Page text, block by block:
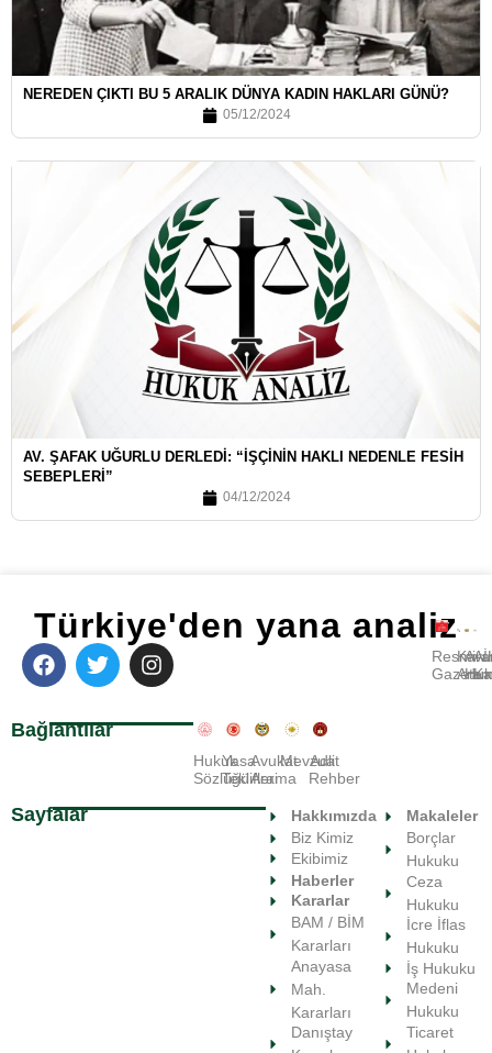
NEREDEN ÇIKTI BU 5 ARALIK DÜNYA KADIN HAKLARI GÜNÜ?
05/12/2024
AV. ŞAFAK UĞURLU DERLEDI: “İŞÇININ HAKLI NEDENLE FESIH
SEBEPLERI”
04/12/2024
Türkiye'den yana analiz
Bağlantılar
Hukuk
Sözlüğü
Yasa
Teklifleri
Avukat
Arama
Mevzuat
Adli
Rehber
Resmi
Gazete
Sayfalar
Hakkımızda
Biz Kimiz
Ekibimiz
Haberler
Kararlar
BAM / BİM
Kararları
Anayasa
Mah.
Kararları
Danıştay
Makaleler
Borçlar
Hukuku
Ceza
Hukuku
İcre İflas
Hukuku
İş Hukuku
Medeni
Hukuku
Ticaret